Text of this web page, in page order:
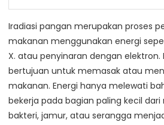
Iradiasi pangan merupakan proses
makanan menggunakan energi
X. atau penyinaran dengan elektron.
bertujuan untuk memasak atau
makanan. Energi hanya melewati
bekerja pada bagian paling kecil dari
bakteri, jamur, atau serangga